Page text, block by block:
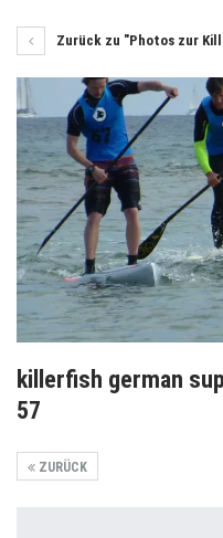
Zurück zu "Photos zur
killerfish german
57
ZURÜCK